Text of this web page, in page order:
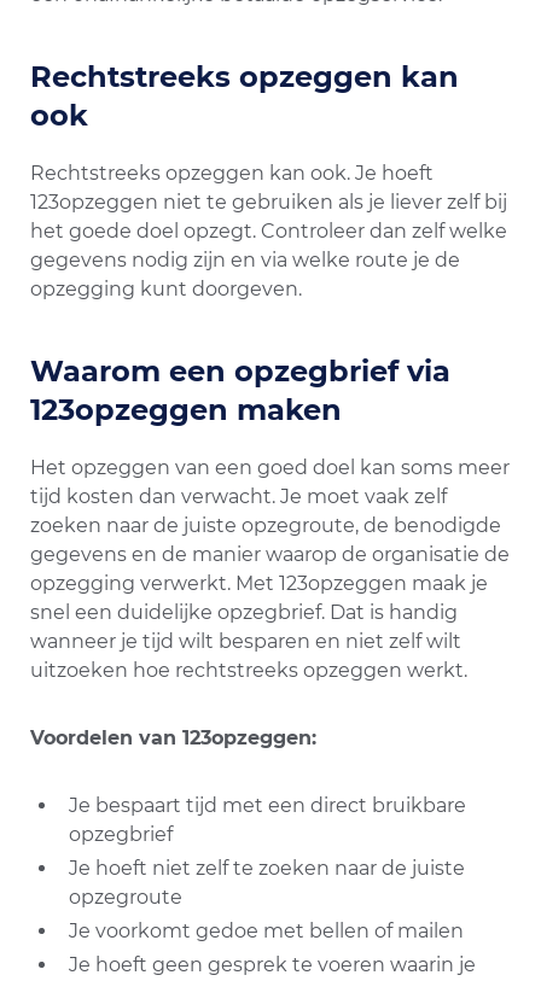
Rechtstreeks opzeggen kan
ook
Rechtstreeks opzeggen kan ook. Je hoeft
123opzeggen niet te gebruiken als je liever zelf bij
het goede doel opzegt. Controleer dan zelf welke
gegevens nodig zijn en via welke route je de
opzegging kunt doorgeven.
Waarom een opzegbrief via
123opzeggen maken
Het opzeggen van een goed doel kan soms meer
tijd kosten dan verwacht. Je moet vaak zelf
zoeken naar de juiste opzegroute, de benodigde
gegevens en de manier waarop de organisatie de
opzegging verwerkt. Met 123opzeggen maak je
snel een duidelijke opzegbrief. Dat is handig
wanneer je tijd wilt besparen en niet zelf wilt
uitzoeken hoe rechtstreeks opzeggen werkt.
Voordelen van 123opzeggen:
Je bespaart tijd met een direct bruikbare
opzegbrief
Je hoeft niet zelf te zoeken naar de juiste
opzegroute
Je voorkomt gedoe met bellen of mailen
Je hoeft geen gesprek te voeren waarin je